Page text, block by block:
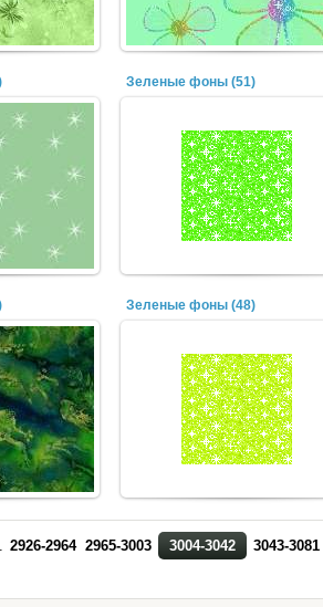
Зеленые фоны (51)
Зеленые фоны (48)
2926-2964 2965-3003 3004-3042 3043-3081